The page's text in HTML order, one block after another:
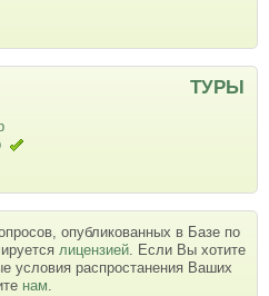
ТУРЫ
опубликованных в Базе по
лицензией. Если Вы хотите
условия распростанения Ваших
нам.